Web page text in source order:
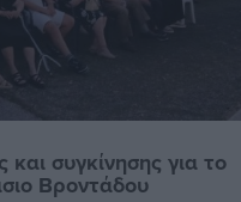
και συγκίνησης για το
Βροντάδου